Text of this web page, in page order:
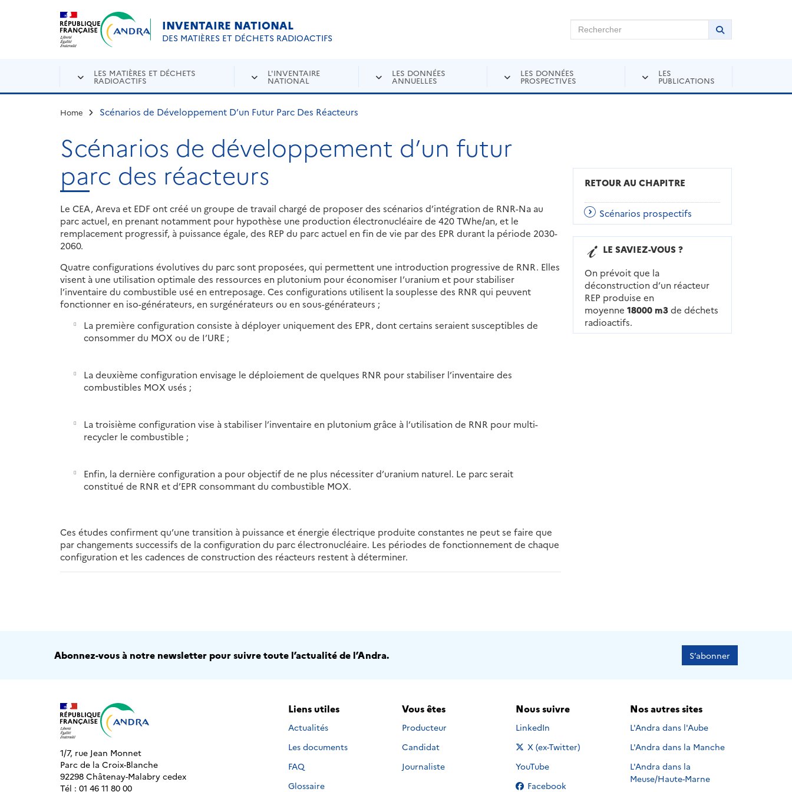
Aller au contenu principal
INVENTAIRE NATIONAL
DES MATIÈRES ET DÉCHETS RADIOACTIFS
Rechercher sur Andra Inventaire Rechercher
Lancer la
LES MATIÈRES ET DÉCHETS
RADIOACTIFS
L'INVENTAIRE
NATIONAL
LES DONNÉES
ANNUELLES
LES DONNÉES
PROSPECTIVES
LES
PUBLICATIONS
Home Scénarios de Développement D’un Futur Parc Des Réacteurs
Scénarios de développement d’un futur
parc des réacteurs
Le CEA, Areva et EDF ont créé un groupe de travail chargé de proposer des scénarios d’intégration de RNR-Na au
parc actuel, en prenant notamment pour hypothèse une production électronucléaire de 420 TWhe/an, et le
remplacement progressif, à puissance égale, des REP du parc actuel en fin de vie par des EPR durant la période 2030-
2060.
Quatre configurations évolutives du parc sont proposées, qui permettent une introduction progressive de RNR. Elles
visent à une utilisation optimale des ressources en plutonium pour économiser I’uranium et pour stabiliser
l’inventaire du combustible usé en entreposage. Ces configurations utilisent la souplesse des RNR qui peuvent
fonctionner en iso-générateurs, en surgénérateurs ou en sous-générateurs ;
La première configuration consiste à déployer uniquement des EPR, dont certains seraient susceptibles de
consommer du MOX ou de I’URE ;
La deuxième configuration envisage le déploiement de quelques RNR pour stabiliser l’inventaire des
combustibles MOX usés ;
La troisième configuration vise à stabiliser l’inventaire en plutonium grâce à l’utilisation de RNR pour multi-
recycler le combustible ;
Enfin, la dernière configuration a pour objectif de ne plus nécessiter d’uranium naturel. Le parc serait
constitué de RNR et d’EPR consommant du combustible MOX.
Ces études confirment qu’une transition à puissance et énergie électrique produite constantes ne peut se faire que
par changements successifs de la configuration du parc électronucléaire. Les périodes de fonctionnement de chaque
configuration et les cadences de construction des réacteurs restent à déterminer.
RETOUR AU CHAPITRE
Scénarios prospectifs
LE SAVIEZ-VOUS ?
On prévoit que la
déconstruction d’un réacteur
REP produise en
moyenne 18000 m3de déchets
radioactifs.
Abonnez-vous à notre newsletter pour suivre toute l’actualité de l’Andra. S’abonner
1/7, rue Jean Monnet
Parc de la Croix-Blanche
92298 Châtenay-Malabry cedex
Tél : 01 46 11 80 00
Liens utiles
Actualités
Les documents
FAQ
Glossaire
Vous êtes
Producteur
Candidat
Journaliste
Nous suivre
Nous suivre sur
LinkedIn
Nous suivre sur
X (ex-Twitter)
Nous suivre sur
YouTube
Nous suivre sur
Facebook
Nos autres sites
L'Andra dans l'Aube
L'Andra dans la Manche
L'Andra dans la
Meuse/Haute-Marne